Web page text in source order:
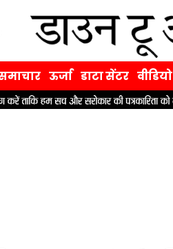
ऊर्जा डाटा सेंटर वीडियो